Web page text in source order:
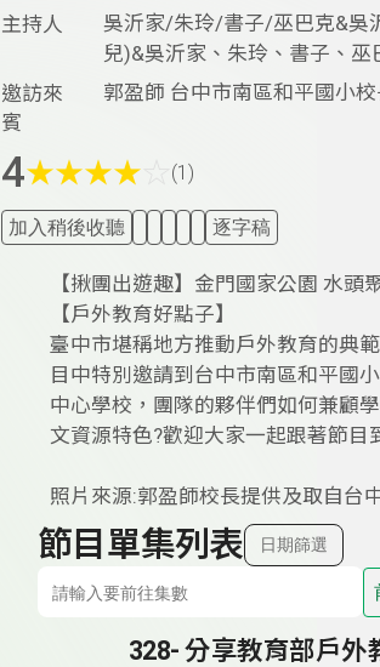
主持人
吳沂家/朱玲/書子/巫巴克&吳
兒)&吳沂家、朱玲、書子、
邀訪來
賓
郭盈師 台中市南區和平國小
4★★★★ (1)
加入稍後收聽 逐字稿
【揪團出遊趣】金門國家公園 水頭
【戶外教育好點子】
臺中市堪稱地方推動戶外教育的典
目中特別邀請到台中市南區和平國
中心學校，團隊的夥伴們如何兼顧
文資源特色?歡迎大家一起跟著節目
照片來源:郭盈師校長提供及取自台
節目單集列表 日期篩選
328- 分享教育部戶